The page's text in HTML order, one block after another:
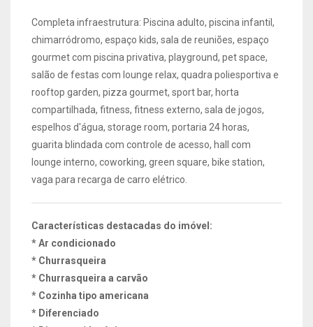
Completa infraestrutura: Piscina adulto, piscina infantil,
chimarródromo, espaço kids, sala de reuniões, espaço
gourmet com piscina privativa, playground, pet space,
salão de festas com lounge relax, quadra poliesportiva e
rooftop garden, pizza gourmet, sport bar, horta
compartilhada, fitness, fitness externo, sala de jogos,
espelhos d'água, storage room, portaria 24 horas,
guarita blindada com controle de acesso, hall com
lounge interno, coworking, green square, bike station,
vaga para recarga de carro elétrico.
Características destacadas do imóvel:
* Ar condicionado
* Churrasqueira
* Churrasqueira a carvão
* Cozinha tipo americana
* Diferenciado